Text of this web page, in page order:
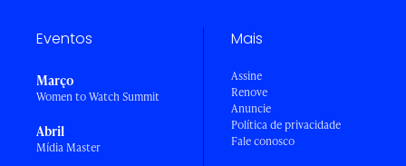
Eventos
Março
Women to Watch Summit
Abril
Mídia Master
Mais
Assine
Renove
Anuncie
Política de privacidade
Fale conosco